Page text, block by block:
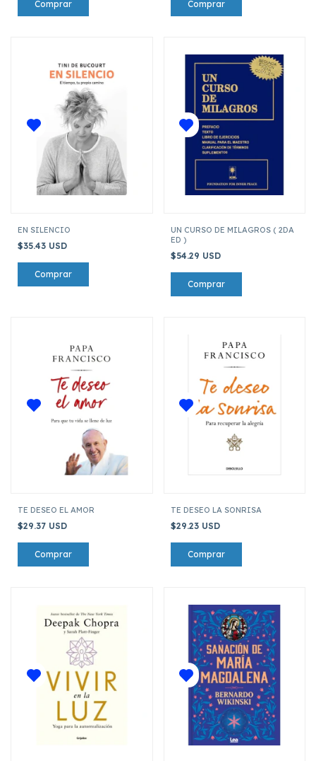
EN SILENCIO
$35.43 USD
UN CURSO DE MILAGROS ( 2DA
ED )
$54.29 USD
TE DESEO EL AMOR
$29.37 USD
TE DESEO LA SONRISA
$29.23 USD